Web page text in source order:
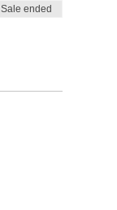
Sale ended